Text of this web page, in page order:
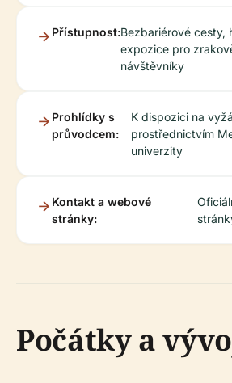
Přístupnost:Bezbariérové cesty,
expozice pro
návštěvníky
Prohlídky s
průvodcem:
K dispozici na
prostřednictvím
univerzity
Kontakt a webové
stránky:
Počátky a